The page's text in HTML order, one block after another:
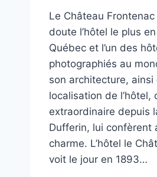
Le Château
doute l’hôtel le plus
Québec et l’un des
photographiés au
son architecture, ainsi
localisation de l’hôtel,
extraordinaire depuis
Dufferin, lui confèrent
charme. L’hôtel le
voit le jour en 1893…